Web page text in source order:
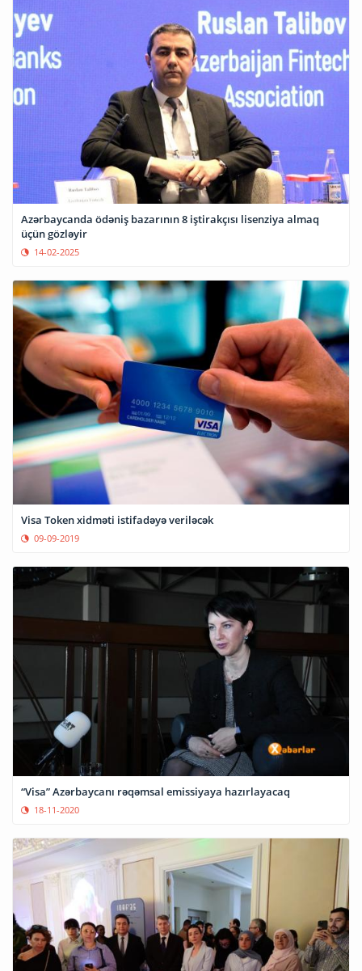
Azərbaycanda ödəniş bazarının 8 iştirakçısı lisenziya almaq
üçün gözləyir
14-02-2025
Visa Token xidməti istifadəyə veriləcək
09-09-2019
“Visa” Azərbaycanı rəqəmsal emissiyaya hazırlayacaq
18-11-2020